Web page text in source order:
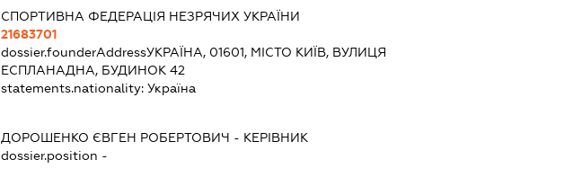
СПОРТИВНА ФЕДЕРАЦІЯ НЕЗРЯЧИХ УКРАЇНИ
21683701
dossier.founderAddressУКРАЇНА, 01601, МІСТО КИЇВ, ВУЛИЦЯ
ЕСПЛАНАДНА, БУДИНОК 42
statements.nationality:Україна
ДОРОШЕНКО ЄВГЕН РОБЕРТОВИЧ - КЕРІВНИК
dossier.position -